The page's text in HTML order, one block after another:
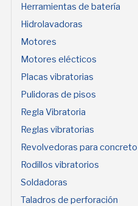
Herramientas de batería
Hidrolavadoras
Motores
Motores elécticos
Placas vibratorias
Pulidoras de pisos
Regla Vibratoria
Reglas vibratorias
Revolvedoras para concreto
Rodillos vibratorios
Soldadoras
Taladros de perforación